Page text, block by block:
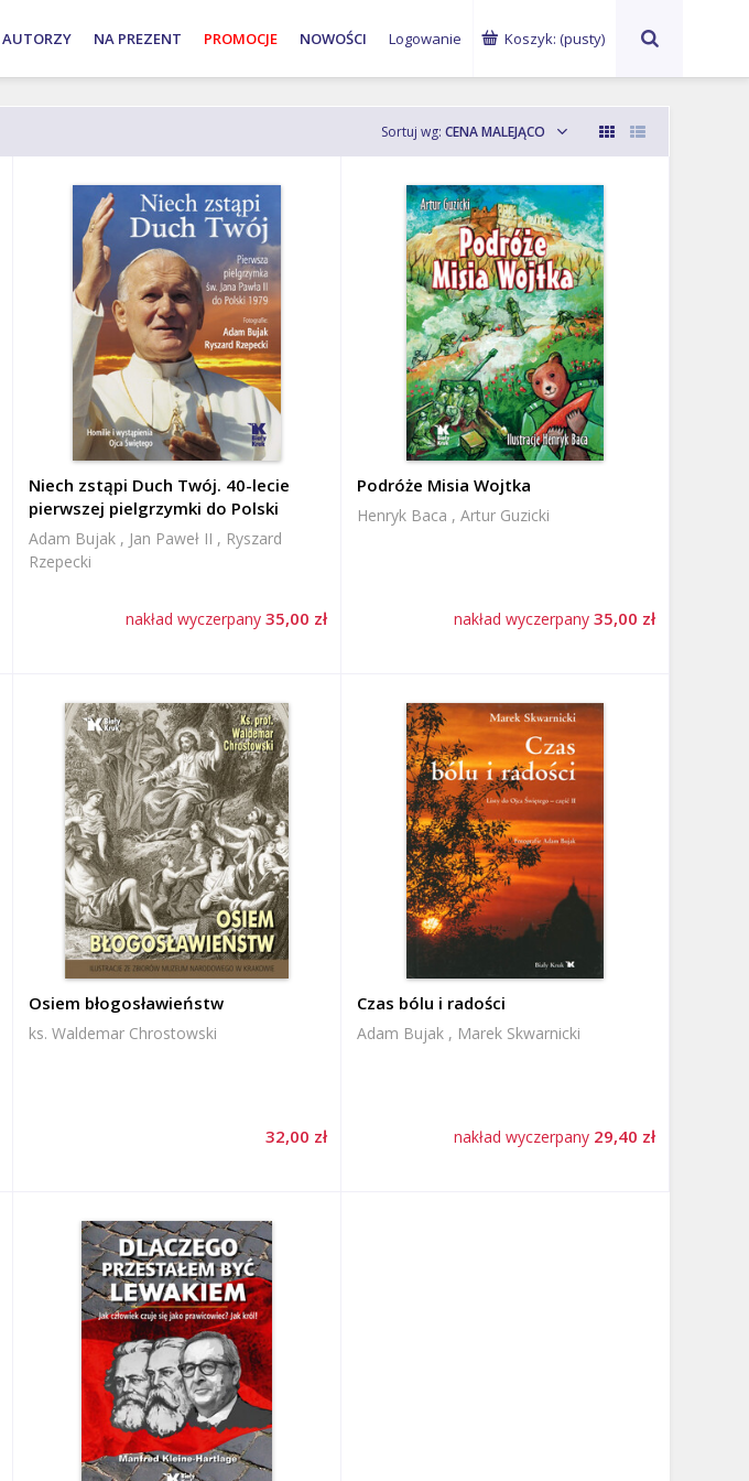
Koszyk: (pusty)
AUTORZY NA PREZENT PROMOCJE NOWOŚCI Logowanie
Nowak
Roszkowski
Chrostowski
Jędraszewski
Sortuj wg: CENA MALEJĄCO
Niech zstąpi Duch Twój. 40-lecie
pierwszej pielgrzymki do Polski
Adam Bujak , Jan Paweł II , Ryszard
Rzepecki
nakład wyczerpany 35,00 zł
Podróże Misia Wojtka
Henryk Baca , Artur Guzicki
nakład wyczerpany 35,00 zł
Osiem błogosławieństw
ks. Waldemar Chrostowski
32,00 zł
Czas bólu i radości
Adam Bujak , Marek Skwarnicki
nakład wyczerpany 29,40 zł